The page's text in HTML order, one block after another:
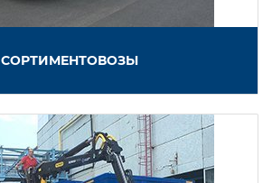
СОРТИМЕНТОВОЗЫ